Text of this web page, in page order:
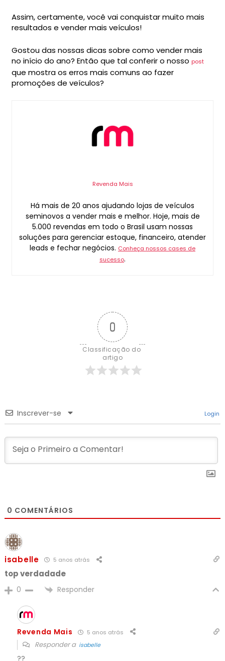
Assim, certamente, você vai conquistar muito mais
resultados e vender mais veículos!
Gostou das nossas dicas sobre como vender mais
no início do ano? Então que tal conferir o nosso post
que mostra os erros mais comuns ao fazer
promoções de veículos?
Revenda Mais
Há mais de 20 anos ajudando lojas de veículos
seminovos a vender mais e melhor. Hoje, mais de
5.000 revendas em todo o Brasil usam nossas
soluções para gerenciar estoque, financeiro, atender
leads e fechar negócios. Conheça nossos cases de
sucesso.
0
Classificação do
artigo
Inscrever-se Login
0 COMENTÁRIOS
isabelle 5 anos atrás
top verdadade
0 Responder
Revenda Mais 5 anos atrás
Responder a isabelle
??